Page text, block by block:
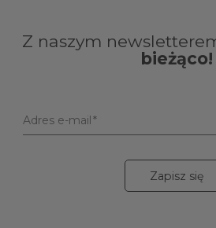
Z naszym
bieżąco!
Adres e-mail
Zapisz się